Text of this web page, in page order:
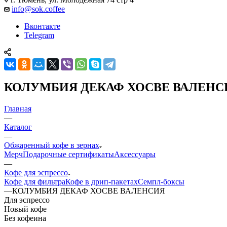
info@sok.coffee
Вконтакте
Telegram
КОЛУМБИЯ ДЕКАФ ХОСВЕ
Главная
—
Каталог
—
Обжаренный кофе в зернах
МерчПодарочные сертификатыАксессуары
—
Кофе для эспрессо
Кофе для фильтраКофе в дрип-пакетахСемпл-боксы
—КОЛУМБИЯ ДЕКАФ ХОСВЕ ВАЛЕНСИЯ
Для эспрессо
Новый кофе
Без кофеина